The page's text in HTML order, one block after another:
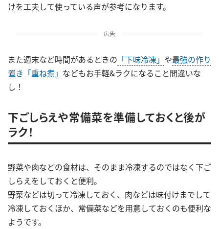
けを工夫して使っている声が参考になります。
広告
また週末など時間があるときの 「下味冷凍」 や最強の作り
置き「重ね煮」 などもお手軽&ラクになること間違いな
し！
下ごしらえや常備菜を準備しておくと後が
ラク！
野菜や肉などの食材は、そのまま冷凍するのではなく下ご
しらえをしておくと便利。
野菜などは切って冷凍しておく、肉などは味付けまでして
冷凍しておくほか、常備菜などを用意しておくのも便利な
ようです。